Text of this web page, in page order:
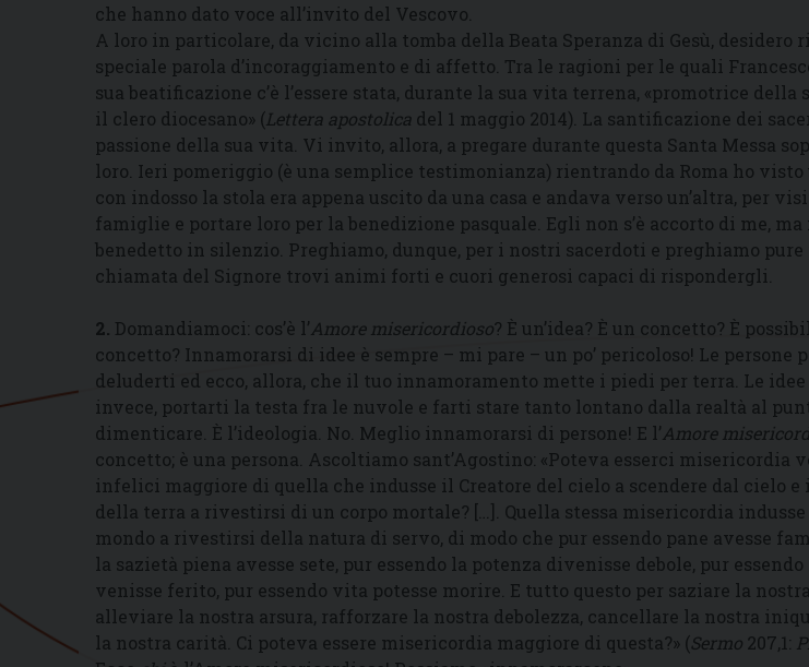
che hanno dato voce all’invito del Vescovo.
A loro in particolare, da vicino alla tomba della Beata Speranza di Gesù, desidero
speciale parola d’incoraggiamento e di affetto. Tra le ragioni per le quali
sua beatificazione c’è l’essere stata, durante la sua vita terrena, «promotrice della
il clero diocesano» (Lettera apostolica del 1 maggio 2014). La santificazione dei
passione della sua vita. Vi invito, allora, a pregare durante questa Santa Messa
loro. Ieri pomeriggio (è una semplice testimonianza) rientrando da Roma ho visto
con indosso la stola era appena uscito da una casa e andava verso un’altra, per
famiglie e portare loro per la benedizione pasquale. Egli non s’è accorto di me, ma
benedetto in silenzio. Preghiamo, dunque, per i nostri sacerdoti e preghiamo pure
chiamata del Signore trovi animi forti e cuori generosi capaci di rispondergli.
2. Domandiamoci: cos’è l’Amore misericordioso? È un’idea? È un concetto? È
concetto? Innamorarsi di idee è sempre – mi pare – un po’ pericoloso! Le persone
deluderti ed ecco, allora, che il tuo innamoramento mette i piedi per terra. Le idee
invece, portarti la testa fra le nuvole e farti stare tanto lontano dalla realtà al
dimenticare. È l’ideologia. No. Meglio innamorarsi di persone! E l’Amore
concetto; è una persona. Ascoltiamo sant’Agostino: «Poteva esserci misericordia
infelici maggiore di quella che indusse il Creatore del cielo a scendere dal cielo e
della terra a rivestirsi di un corpo mortale? […]. Quella stessa misericordia
mondo a rivestirsi della natura di servo, di modo che pur essendo pane avesse
la sazietà piena avesse sete, pur essendo la potenza divenisse debole, pur
venisse ferito, pur essendo vita potesse morire. E tutto questo per saziare la
alleviare la nostra arsura, rafforzare la nostra debolezza, cancellare la nostra
la nostra carità. Ci poteva essere misericordia maggiore di questa?» (Sermo 207,1: